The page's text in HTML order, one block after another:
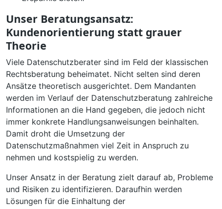
Unser Beratungsansatz:
Kundenorientierung statt grauer
Theorie
Viele Datenschutzberater sind im Feld der klassischen
Rechtsberatung beheimatet. Nicht selten sind deren
Ansätze theoretisch ausgerichtet. Dem Mandanten
werden im Verlauf der Datenschutzberatung zahlreiche
Informationen an die Hand gegeben, die jedoch nicht
immer konkrete Handlungsanweisungen beinhalten.
Damit droht die Umsetzung der
Datenschutzmaßnahmen viel Zeit in Anspruch zu
nehmen und kostspielig zu werden.
Unser Ansatz in der Beratung zielt darauf ab, Probleme
und Risiken zu identifizieren. Daraufhin werden
Lösungen für die Einhaltung der